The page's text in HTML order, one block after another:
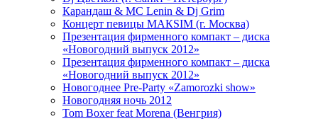
Карандаш & МС Lenin & Dj Grim
Концерт певицы МАКSIМ (г. Москва)
Презентация фирменного компакт – диска
«Новогодний выпуск 2012»
Презентация фирменного компакт – диска
«Новогодний выпуск 2012»
Новогоднее Pre-Party «Zamorozki show»
Новогодняя ночь 2012
Tom Boxer feat Morena (Венгрия)